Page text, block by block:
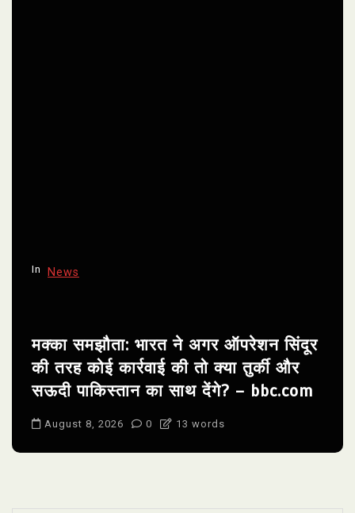
In News
मक्का समझौता: भारत ने अगर ऑपरेशन सिंदूर
की तरह कोई कार्रवाई की तो क्या तुर्की और
सऊदी पाकिस्तान का साथ देंगे? – bbc.com
August 8, 2026 0 13 words